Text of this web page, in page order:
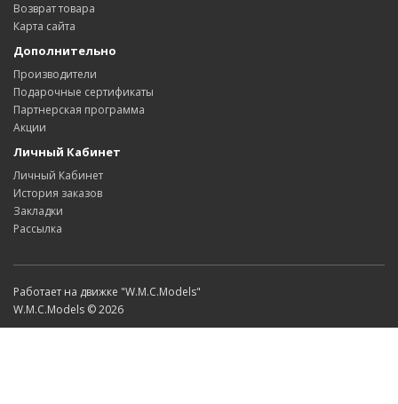
Возврат товара
Карта сайта
Дополнительно
Производители
Подарочные сертификаты
Партнерская программа
Акции
Личный Кабинет
Личный Кабинет
История заказов
Закладки
Рассылка
Работает на движке "W.M.C.Models"
W.M.C.Models © 2026